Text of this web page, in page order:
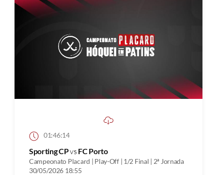
01:46:14
Sporting CPvs FC Porto
Campeonato Placard | Play-Off | 1/2 Final | 2ª Jornada
30/05/2026 18:55